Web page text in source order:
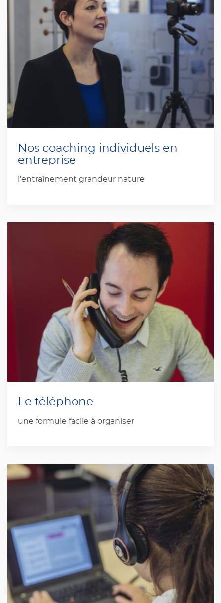
Nos coaching individuels en
entreprise
l’entraînement grandeur nature
Le téléphone
une formule facile à organiser